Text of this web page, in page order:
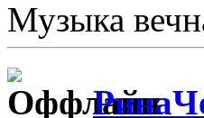
Музыка